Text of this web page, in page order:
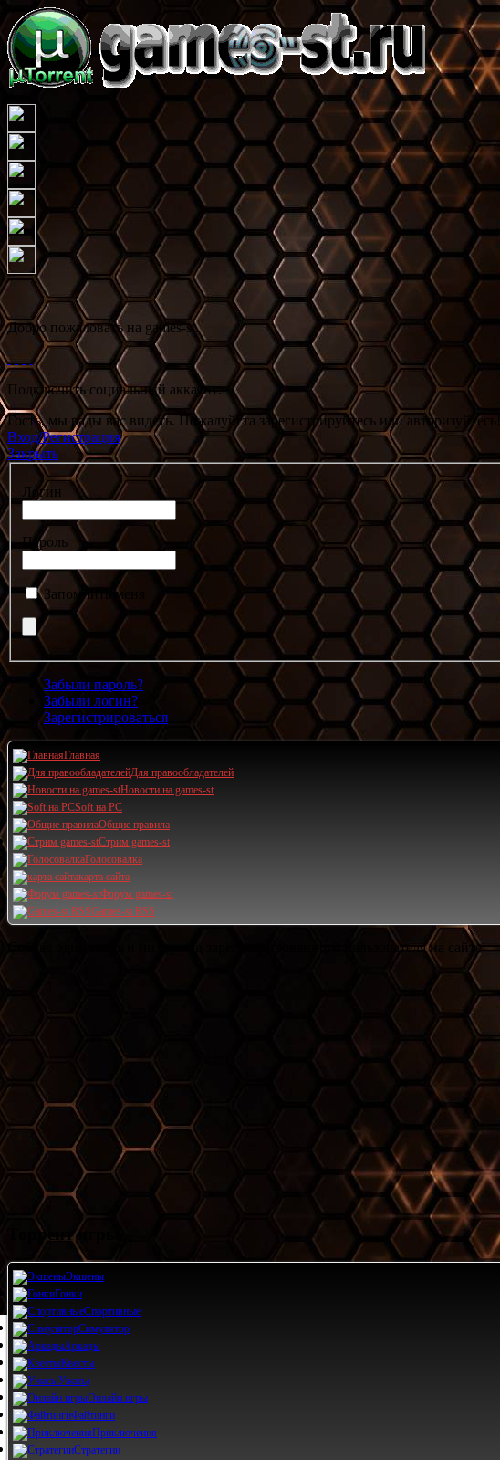
Добро пожаловать на games-st.
Подключить социальный аккаунт:
Гость, мы рады вас видеть. Пожалуйста зарегистрируйтесь или авторизуйтесь!
Вход/Регистрация
Закрыть
Логин
Пароль
Запомнить меня
Забыли пароль?
Забыли логин?
Зарегистрироваться
Главная
Для правообладателей
Новости на games-st
Soft на PC
Общие правила
Стрим games-st
Голосовалка
карта сайта
Форум games-st
Games-st RSS
Сейчас один гость и ни одного зарегистрированного пользователя на сайте
Торрент игры
Экшены
Гонки
Спортивные
Симулятор
Аркады
Квесты
Ужасы
Онлайн игры
Файтинги
Приключения
Стратегии